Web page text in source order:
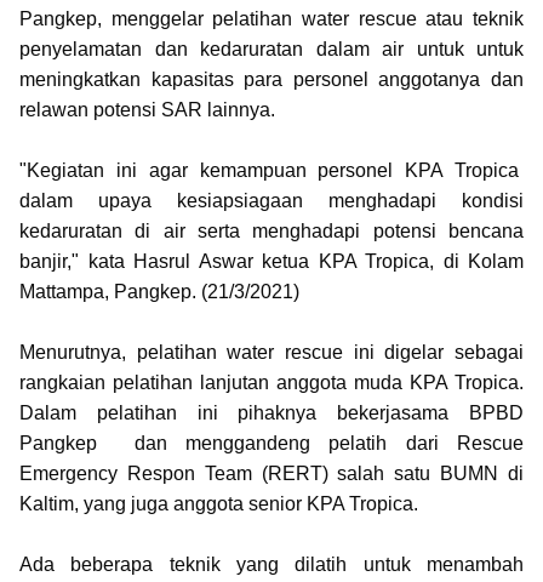
Pangkep, menggelar pelatihan water rescue atau teknik
penyelamatan dan kedaruratan dalam air untuk untuk
meningkatkan kapasitas para personel anggotanya dan
relawan potensi SAR lainnya.
"Kegiatan ini agar kemampuan personel KPA Tropica
dalam upaya kesiapsiagaan menghadapi kondisi
kedaruratan di air serta menghadapi potensi bencana
banjir," kata Hasrul Aswar ketua KPA Tropica, di Kolam
Mattampa, Pangkep. (21/3/2021)
Menurutnya, pelatihan water rescue ini digelar sebagai
rangkaian pelatihan lanjutan anggota muda KPA Tropica.
Dalam pelatihan ini pihaknya bekerjasama BPBD
Pangkep dan menggandeng pelatih dari Rescue
Emergency Respon Team (RERT) salah satu BUMN di
Kaltim, yang juga anggota senior KPA Tropica.
Ada beberapa teknik yang dilatih untuk menambah